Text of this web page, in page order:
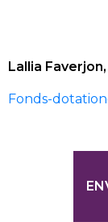
Lallia
Fonds-